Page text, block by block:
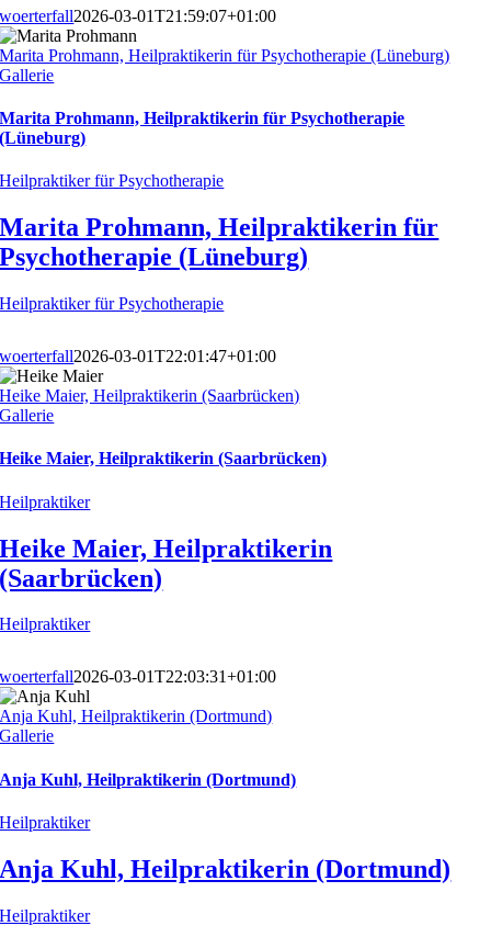
woerterfall2026-03-01T21:59:07+01:00
Marita Prohmann, Heilpraktikerin für Psychotherapie (Lüneburg)
Gallerie
Marita Prohmann, Heilpraktikerin für Psychotherapie
(Lüneburg)
Heilpraktiker für Psychotherapie
Marita Prohmann, Heilpraktikerin für
Psychotherapie (Lüneburg)
Heilpraktiker für Psychotherapie
woerterfall2026-03-01T22:01:47+01:00
Heike Maier, Heilpraktikerin (Saarbrücken)
Gallerie
Heike Maier, Heilpraktikerin (Saarbrücken)
Heilpraktiker
Heike Maier, Heilpraktikerin
(Saarbrücken)
Heilpraktiker
woerterfall2026-03-01T22:03:31+01:00
Anja Kuhl, Heilpraktikerin (Dortmund)
Gallerie
Anja Kuhl, Heilpraktikerin (Dortmund)
Heilpraktiker
Anja Kuhl, Heilpraktikerin (Dortmund)
Heilpraktiker